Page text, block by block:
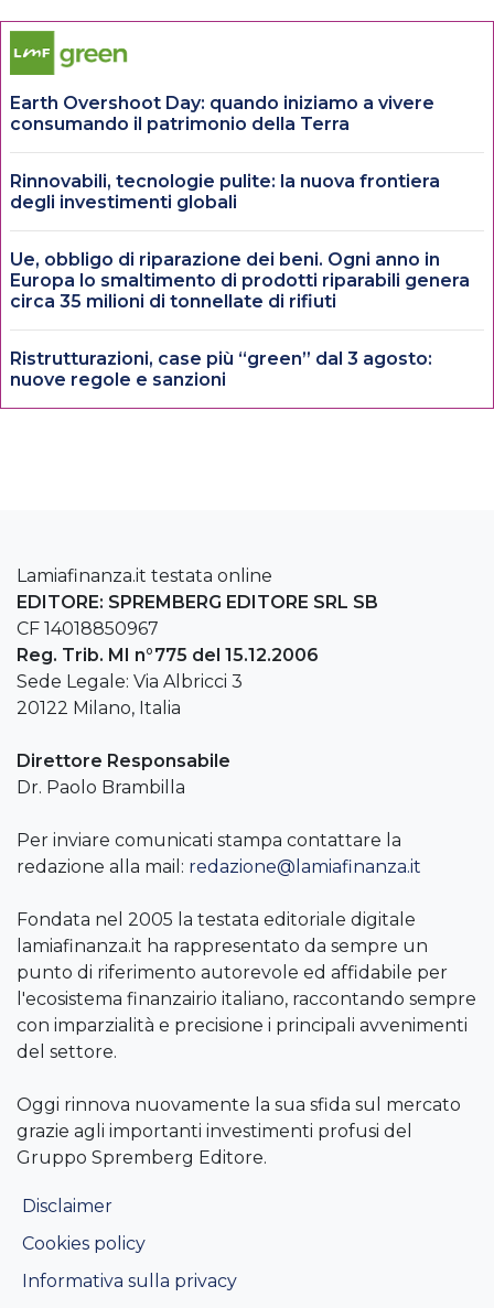
Earth Overshoot Day: quando iniziamo a vivere
consumando il patrimonio della Terra
Rinnovabili, tecnologie pulite: la nuova frontiera
degli investimenti globali
Ue, obbligo di riparazione dei beni. Ogni anno in
Europa lo smaltimento di prodotti riparabili genera
circa 35 milioni di tonnellate di rifiuti
Ristrutturazioni, case più “green” dal 3 agosto:
nuove regole e sanzioni
Lamiafinanza.it testata online
EDITORE: SPREMBERG EDITORE SRL SB
CF 14018850967
Reg. Trib. MI n°775 del 15.12.2006
Sede Legale: Via Albricci 3
20122 Milano, Italia
Direttore Responsabile
Dr. Paolo Brambilla
Per inviare comunicati stampa contattare la
redazione alla mail: redazione@lamiafinanza.it
Fondata nel 2005 la testata editoriale digitale
lamiafinanza.it ha rappresentato da sempre un
punto di riferimento autorevole ed affidabile per
l'ecosistema finanzairio italiano, raccontando sempre
con imparzialità e precisione i principali avvenimenti
del settore.
Oggi rinnova nuovamente la sua sfida sul mercato
grazie agli importanti investimenti profusi del
Gruppo Spremberg Editore.
Disclaimer
Cookies policy
Informativa sulla privacy